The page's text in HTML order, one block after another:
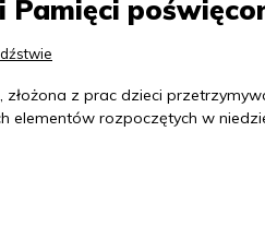
Pamięci
z prac dzieci
elementów rozpoczętych w